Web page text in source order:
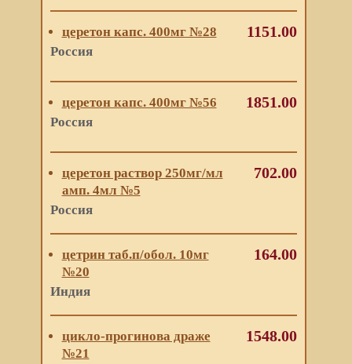
церетон капс. 400мг №28
Россия
1151.00
церетон капс. 400мг №56
Россия
1851.00
церетон раствор 250мг/мл
амп. 4мл №5
Россия
702.00
цетрин таб.п/обол. 10мг
№20
Индия
164.00
цикло-прогинова драже
№21
1548.00